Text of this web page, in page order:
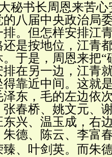
秘书长周恩来苦
八届中央政治局
排。但怎样安排江
是按地位，江青
于是，周恩来把“
在另一边，江青
靠近中间。这就
东，毛的左边依
春桥、姚文元、
兴、温玉成，右
德、陈云、李富
、叶剑英。 而朱